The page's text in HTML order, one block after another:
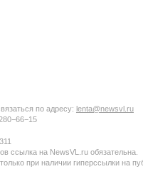
по адресу: lenta@newsvl.ru
ссылка на NewsVL.ru обязательна.
при наличии гиперссылки на